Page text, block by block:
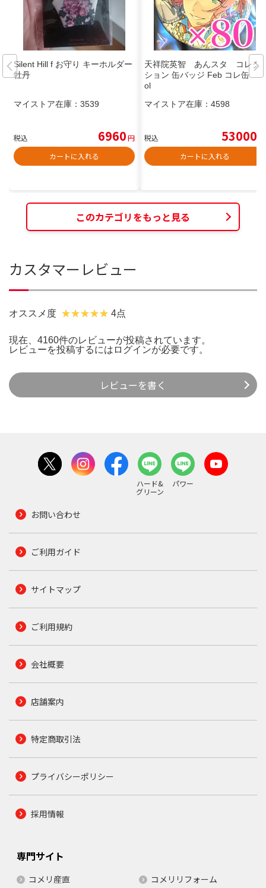
Silent Hill f お守り キーホルダー
牡丹
マイストア在庫： 3539
税込 6960円
カートに入れる
天祥院英智 あんスタ コレク
ション 缶バッジ Feb コレ缶 id
ol
マイストア在庫： 4598
税込 53000
カートに入れる
このカテゴリをもっと見る
カスタマーレビュー
オススメ度 4点
現在、4160件のレビューが投稿されています。
レビューを投稿するには ログインが必要です。
レビューを書く
ハード&
グリーン
パワー
お問い合わせ
ご利用ガイド
サイトマップ
ご利用規約
会社概要
店舗案内
特定商取引法
プライバシーポリシー
採用情報
専門サイト
コメリ産直 コメリリフォーム